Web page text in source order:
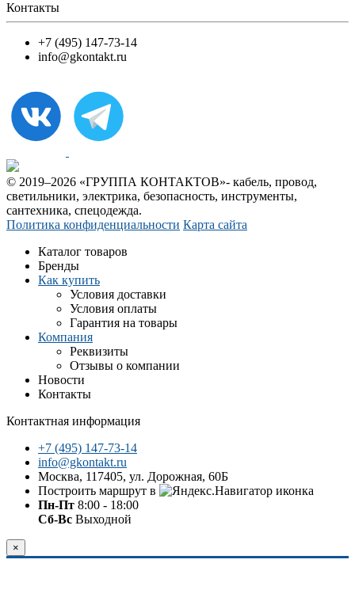
Контакты
+7 (495) 147-73-14
info@gkontakt.ru
© 2019–2026 «ГРУППА КОНТАКТОВ»- кабель, провод,
светильники, электрика, безопасность, инструменты,
сантехника, спецодежда.
Политика конфиденциальности Карта сайта
Каталог товаров
Бренды
Как купить
Условия доставки
Условия оплаты
Гарантия на товары
Компания
Реквизиты
Отзывы о компании
Новости
Контакты
Контактная информация
+7 (495) 147-73-14
info@gkontakt.ru
Москва, 117405, ул. Дорожная, 60Б
Построить маршрут в
Пн-Пт 8:00 - 18:00
Сб-Вс Выходной
×